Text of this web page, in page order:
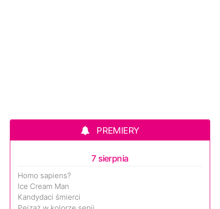
PREMIERY
7 sierpnia
Homo sapiens?
Ice Cream Man
Kandydaci śmierci